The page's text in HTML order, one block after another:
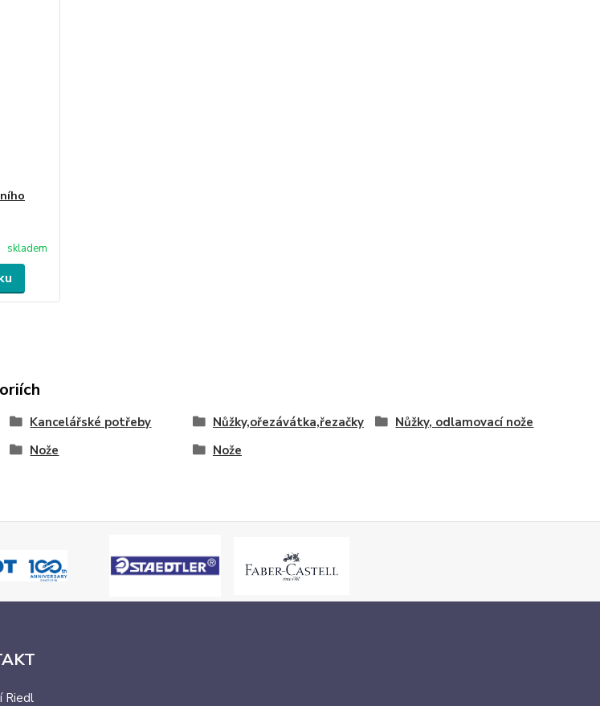
skladem
Kancelářské potřeby Nůžky,ořezávátka,řezačky
Nůžky, odlamovací nože
Nože Nože
Riedl